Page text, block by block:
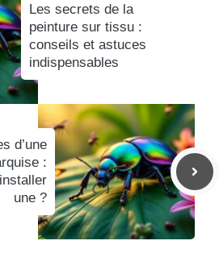
Les secrets de la
peinture sur tissu :
conseils et astuces
indispensables
d’une
:
une ?